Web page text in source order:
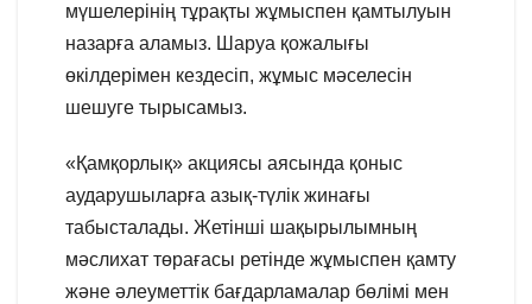
мүшелерінің тұрақты жұмыспен қамтылуын
назарға аламыз. Шаруа қожалығы
өкілдерімен кездесіп, жұмыс мәселесін
шешуге тырысамыз.
«Қамқорлық» акциясы аясында қоныс
аударушыларға азық-түлік жинағы
табысталады. Жетінші шақырылымның
мәслихат төрағасы ретінде жұмыспен қамту
және әлеуметтік бағдарламалар бөлімі мен